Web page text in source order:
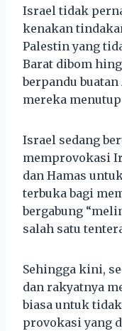
Israel tidak
kenakan
Palestin yang
Barat dibom
berpandu buatan
mereka
Israel sedang
memprovokasi
dan Hamas
terbuka bagi
bergabung
salah satu
Sehingga kini,
dan rakyatnya
biasa untuk
provokasi yang